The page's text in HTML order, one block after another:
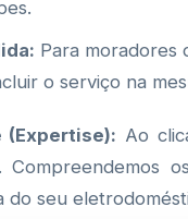
Para moradores
o serviço na
Ao
Compreendemos
do seu